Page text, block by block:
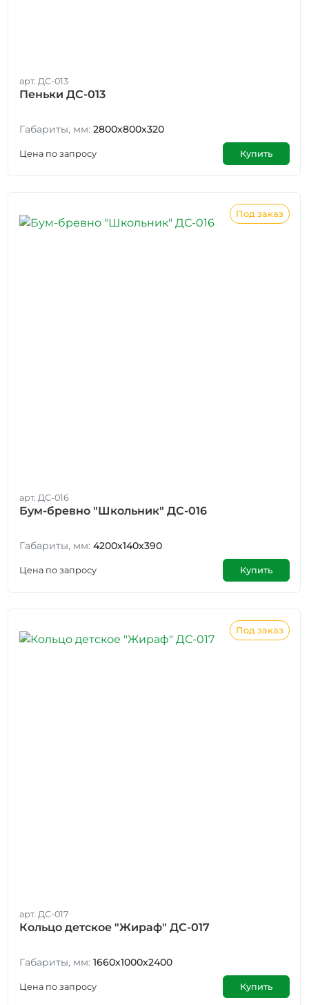
арт. ДС-013
Пеньки ДС-013
Габариты, мм: 2800х800х320
Цена по запросу Купить
Под заказ
арт. ДС-016
Бум-бревно "Школьник" ДС-016
Габариты, мм: 4200х140х390
Цена по запросу Купить
Под заказ
арт. ДС-017
Кольцо детское "Жираф" ДС-017
Габариты, мм: 1660х1000х2400
Цена по запросу Купить